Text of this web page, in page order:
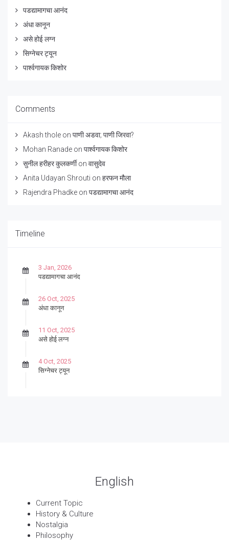
पडद्यामागचा आनंद
अंधा कानून
असे होई लग्न
सिग्नेचर ट्यून
पार्श्वगायक किशोर
Comments
Akash thole on पाणी अडवा; पाणी जिरवा?
Mohan Ranade on पार्श्वगायक किशोर
सुनील हरीहर कुलकर्णीon वासुदेव
Anita Udayan Shrouti on हरफन मौला
Rajendra Phadke on पडद्यामागचा आनंद
Timeline
3 Jan, 2026
पडद्यामागचा आनंद
26 Oct, 2025
अंधा कानून
11 Oct, 2025
असे होई लग्न
4 Oct, 2025
सिग्नेचर ट्यून
English
Current Topic
History & Culture
Nostalgia
Philosophy